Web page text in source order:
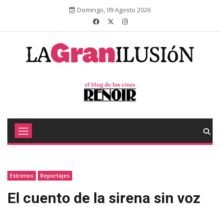
Domingo, 09 Agosto 2026
Estrenos Reportajes
El cuento de la sirena sin voz